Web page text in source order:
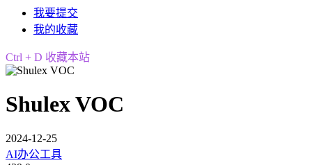
我要提交
我的收藏
Ctrl + D 收藏本站
Shulex VOC
2024-12-25
AI办公工具